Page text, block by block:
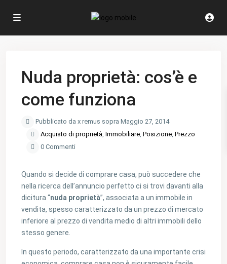
Nuda proprietà: cos’è e
come funziona
Pubblicato da x remus sopra Maggio 27, 2014
Acquisto di proprietà, Immobiliare, Posizione, Prezzo
0 Commenti
Quando si decide di comprare casa, può succedere che
nella ricerca dell’annuncio perfetto ci si trovi davanti alla
dicitura “nuda proprietà”, associata a un immobile in
vendita, spesso caratterizzato da un prezzo di mercato
inferiore al prezzo di vendita medio di altri immobili dello
stesso genere.
In questo periodo, caratterizzato da una importante crisi